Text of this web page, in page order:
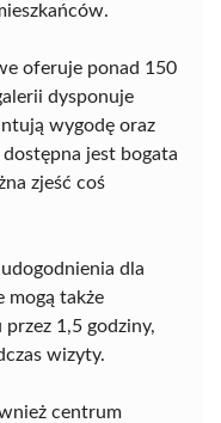
oferuje ponad 150
dysponuje
wygodę oraz
jest bogata
zjeść coś
dla
mogą także
1,5 godziny,
wizyty.
centrum